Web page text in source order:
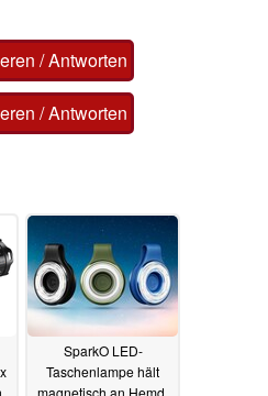
/ Antworten
/ Antworten
SparkO LED-
Taschenlampe hält
magnetisch an Hemd,